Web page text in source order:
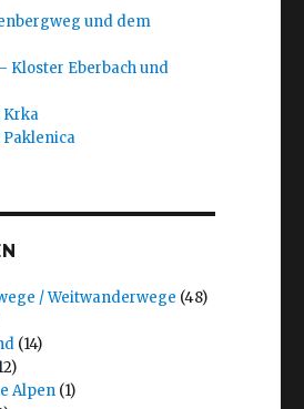
und dem
Kloster Eberbach und
Krka
/ Weitwanderwege (48)
(14)
Alpen(1)